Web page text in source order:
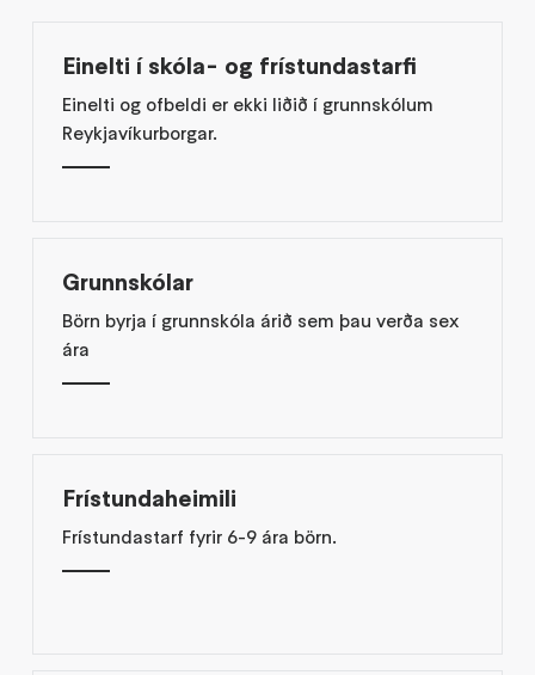
Einelti í skóla- og frístundastarfi
Einelti og ofbeldi er ekki liðið í grunnskólum
Reykjavíkurborgar.
Grunnskólar
Börn byrja í grunnskóla árið sem þau verða sex
ára
Frístundaheimili
Frístundastarf fyrir 6-9 ára börn.